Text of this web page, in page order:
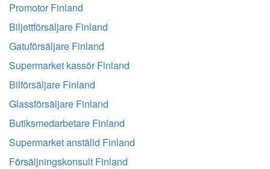
Promotor Finland
Biljettförsäljare Finland
Gatuförsäljare Finland
Supermarket kassör Finland
Bilförsäljare Finland
Glassförsäljare Finland
Butiksmedarbetare Finland
Supermarket anställd Finland
Försäljningskonsult Finland